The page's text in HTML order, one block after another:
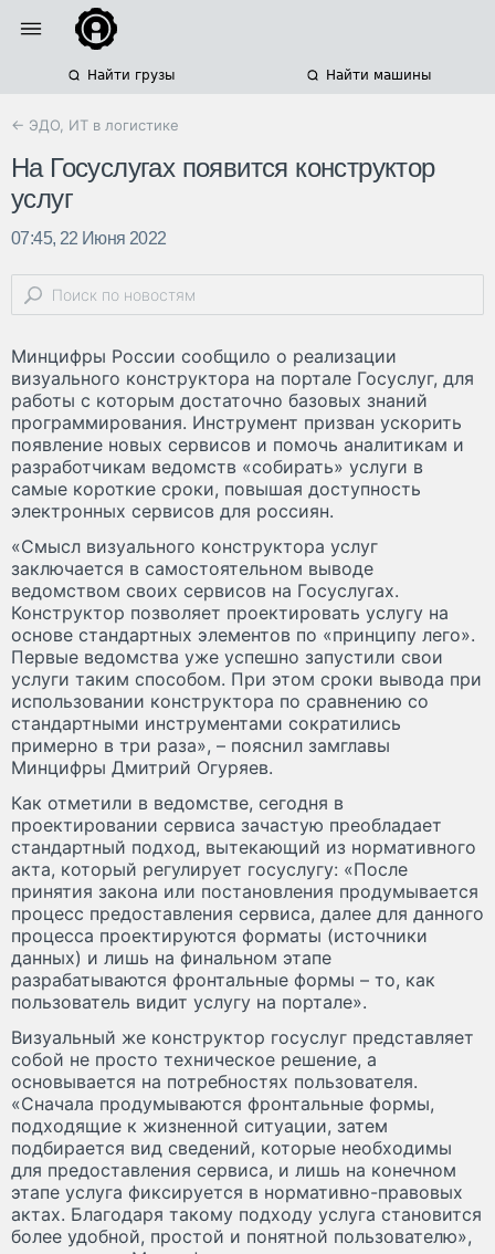
Найти грузы Найти машины
← ЭДО, ИТ в логистике
На Госуслугах появится конструктор
услуг
07:45, 22 Июня 2022
Минцифры России сообщило о реализации
визуального конструктора на портале Госуслуг, для
работы с которым достаточно базовых знаний
программирования. Инструмент призван ускорить
появление новых сервисов и помочь аналитикам и
разработчикам ведомств «собирать» услуги в
самые короткие сроки, повышая доступность
электронных сервисов для россиян.
«Смысл визуального конструктора услуг
заключается в самостоятельном выводе
ведомством своих сервисов на Госуслугах.
Конструктор позволяет проектировать услугу на
основе стандартных элементов по «принципу лего».
Первые ведомства уже успешно запустили свои
услуги таким способом. При этом сроки вывода при
использовании конструктора по сравнению со
стандартными инструментами сократились
примерно в три раза», – пояснил замглавы
Минцифры Дмитрий Огуряев.
Как отметили в ведомстве, сегодня в
проектировании сервиса зачастую преобладает
стандартный подход, вытекающий из нормативного
акта, который регулирует госуслугу: «После
принятия закона или постановления продумывается
процесс предоставления сервиса, далее для данного
процесса проектируются форматы (источники
данных) и лишь на финальном этапе
разрабатываются фронтальные формы – то, как
пользователь видит услугу на портале».
Визуальный же конструктор госуслуг представляет
собой не просто техническое решение, а
основывается на потребностях пользователя.
«Сначала продумываются фронтальные формы,
подходящие к жизненной ситуации, затем
подбирается вид сведений, которые необходимы
для предоставления сервиса, и лишь на конечном
этапе услуга фиксируется в нормативно-правовых
актах. Благодаря такому подходу услуга становится
более удобной, простой и понятной пользователю»,